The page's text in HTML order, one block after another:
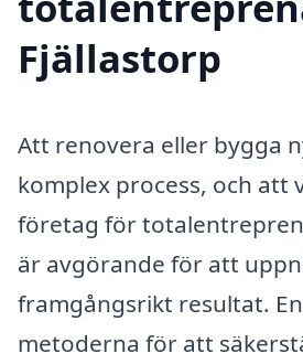
Fjällastorp
Att renovera eller bygga
komplex process, och att
företag för
är avgörande för att
framgångsrikt resultat.
metoderna för att